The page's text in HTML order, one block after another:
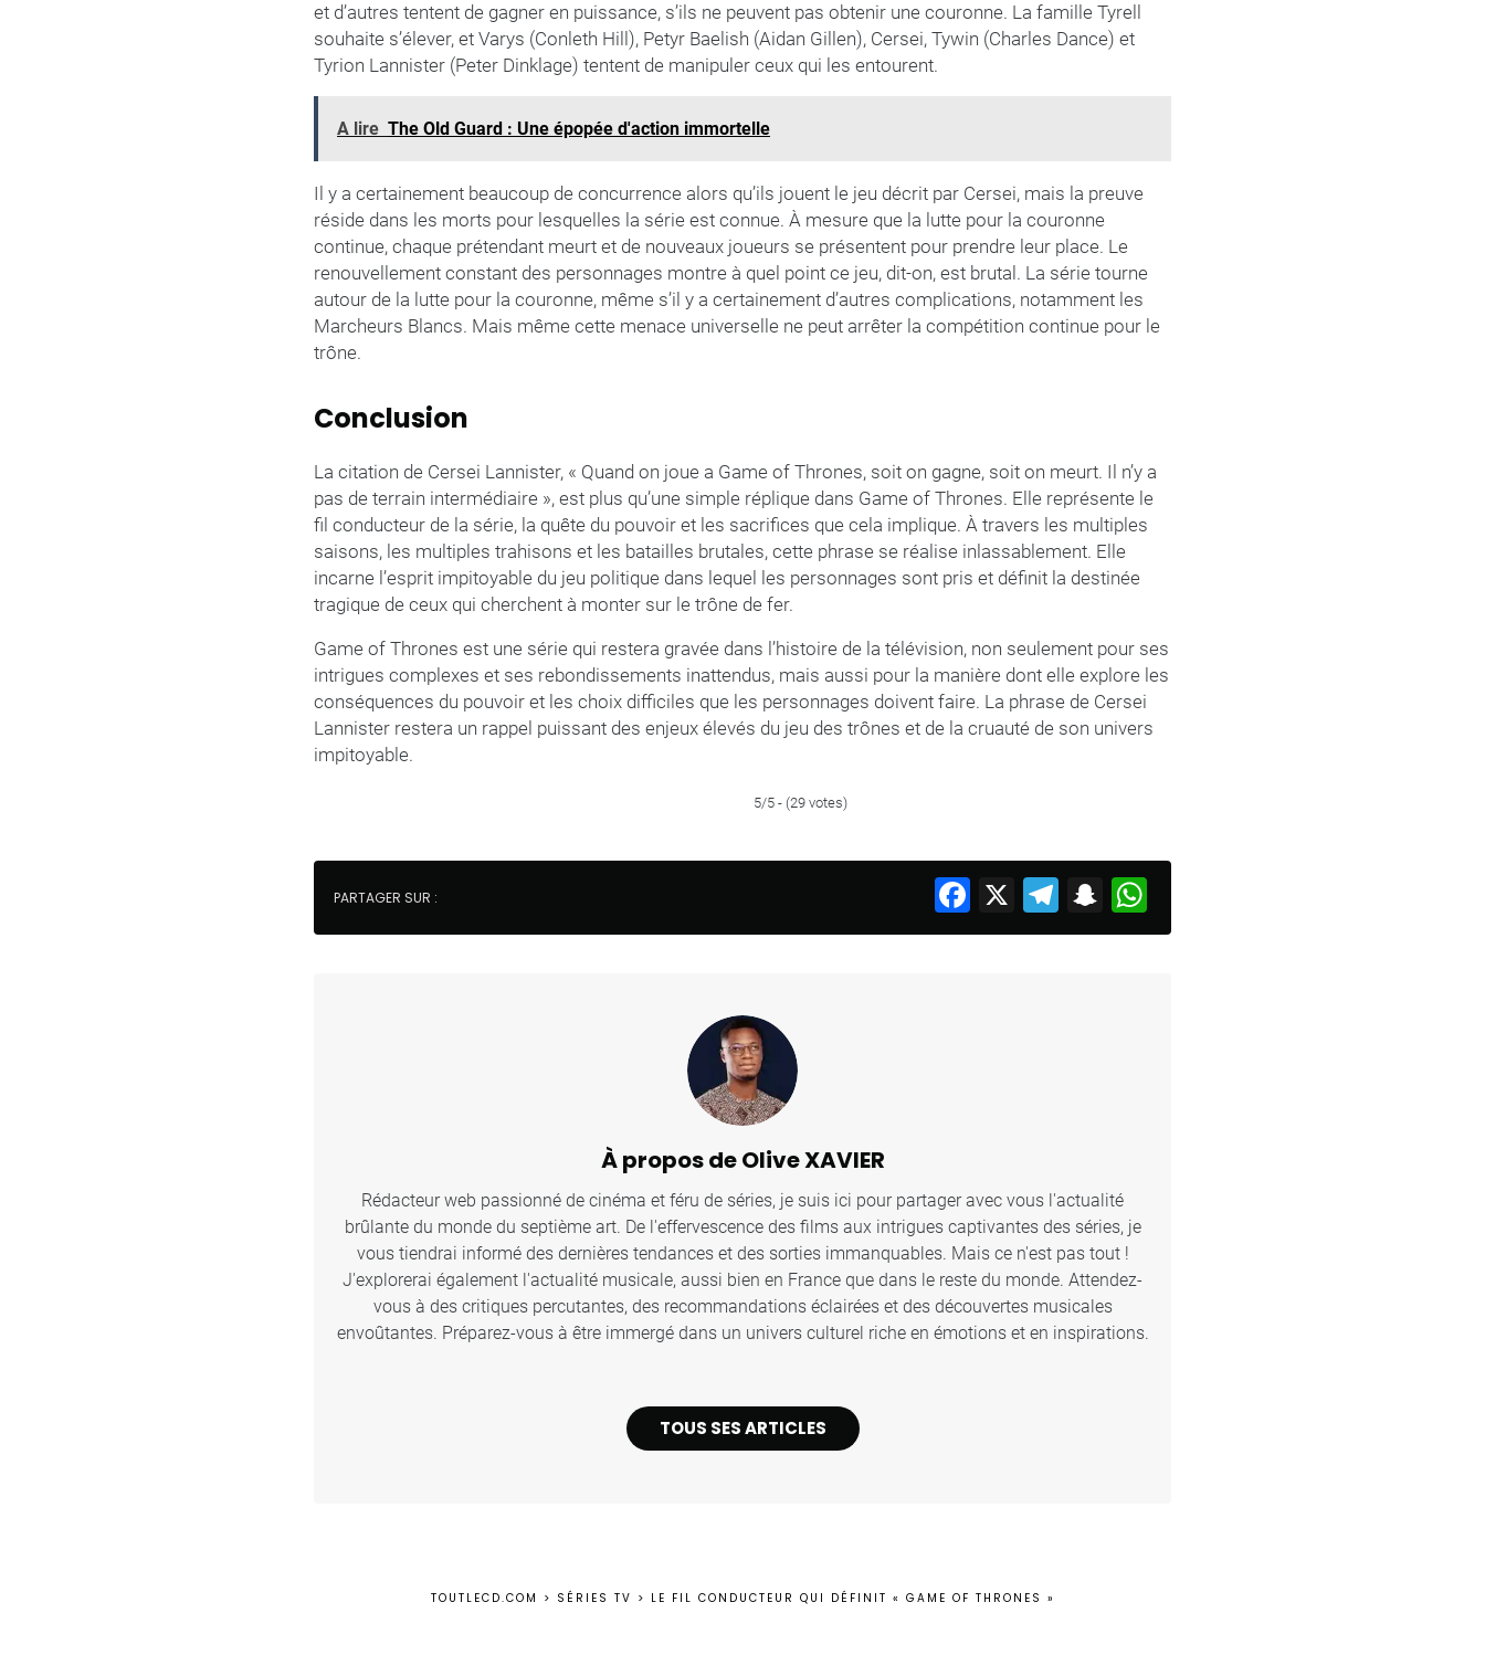
et d’autres tentent de gagner en puissance, s’ils ne peuvent pas obtenir une couronne. La famille Tyrell
souhaite s’élever, et Varys (Conleth Hill), Petyr Baelish (Aidan Gillen), Cersei, Tywin (Charles Dance) et
Tyrion Lannister (Peter Dinklage) tentent de manipuler ceux qui les entourent.
A lire The Old Guard : Une épopée d'action immortelle
Il y a certainement beaucoup de concurrence alors qu’ils jouent le jeu décrit par Cersei, mais la preuve
réside dans les morts pour lesquelles la série est connue. À mesure que la lutte pour la couronne
continue, chaque prétendant meurt et de nouveaux joueurs se présentent pour prendre leur place. Le
renouvellement constant des personnages montre à quel point ce jeu, dit-on, est brutal. La série tourne
autour de la lutte pour la couronne, même s’il y a certainement d’autres complications, notamment les
Marcheurs Blancs. Mais même cette menace universelle ne peut arrêter la compétition continue pour le
trône.
Conclusion
La citation de Cersei Lannister, « Quand on joue a Game of Thrones, soit on gagne, soit on meurt. Il n’y a
pas de terrain intermédiaire », est plus qu’une simple réplique dans Game of Thrones. Elle représente le
fil conducteur de la série, la quête du pouvoir et les sacrifices que cela implique. À travers les multiples
saisons, les multiples trahisons et les batailles brutales, cette phrase se réalise inlassablement. Elle
incarne l’esprit impitoyable du jeu politique dans lequel les personnages sont pris et définit la destinée
tragique de ceux qui cherchent à monter sur le trône de fer.
Game of Thrones est une série qui restera gravée dans l’histoire de la télévision, non seulement pour ses
intrigues complexes et ses rebondissements inattendus, mais aussi pour la manière dont elle explore les
conséquences du pouvoir et les choix difficiles que les personnages doivent faire. La phrase de Cersei
Lannister restera un rappel puissant des enjeux élevés du jeu des trônes et de la cruauté de son univers
impitoyable.
5/5 - (29 votes)
PARTAGER SUR : Facebook
X Telegram
Snapchat
À propos de Olive XAVIER
Rédacteur web passionné de cinéma et féru de séries, je suis ici pour partager avec vous l'actualité
brûlante du monde du septième art. De l'effervescence des films aux intrigues captivantes des séries, je
vous tiendrai informé des dernières tendances et des sorties immanquables. Mais ce n'est pas tout !
J'explorerai également l'actualité musicale, aussi bien en France que dans le reste du monde. Attendez-
vous à des critiques percutantes, des recommandations éclairées et des découvertes musicales
envoûtantes. Préparez-vous à être immergé dans un univers culturel riche en émotions et en inspirations.
TOUS SES ARTICLES
TOUTLECD.COM > SÉRIES TV > LE FIL CONDUCTEUR QUI DÉFINIT « GAME OF THRONES »